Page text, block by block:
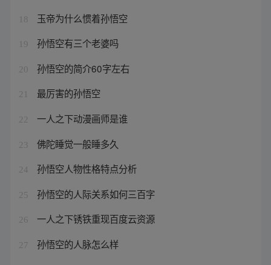
18 玉帝为什么惯着孙悟空
19 孙悟空有三个老婆吗
20 孙悟空的简介60字左右
21 最厉害的孙悟空
22 一人之下动漫画师是谁
23 佛陀睡觉一般睡多久
24 孙悟空人物性格特点分析
25 孙悟空的人际关系如何三百字
26 一人之下锈铁重现百度云资源
27 孙悟空的人脉怎么样